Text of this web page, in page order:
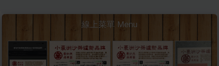
線上菜單 Menu